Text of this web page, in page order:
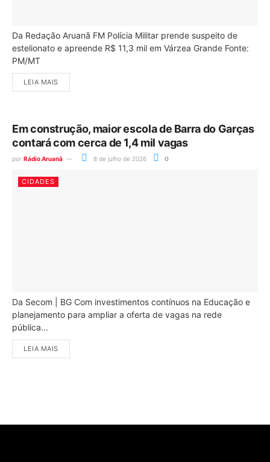
Da Redação Aruanã FM Polícia Militar prende suspeito de
estelionato e apreende R$ 11,3 mil em Várzea Grande Fonte:
PM/MT
LEIA MAIS
Em construção, maior escola de Barra do Garças
contará com cerca de 1,4 mil vagas
por Rádio Aruanã 8 de julho de 2026 0
CIDADES
Da Secom | BG Com investimentos contínuos na Educação e
planejamento para ampliar a oferta de vagas na rede
pública...
LEIA MAIS